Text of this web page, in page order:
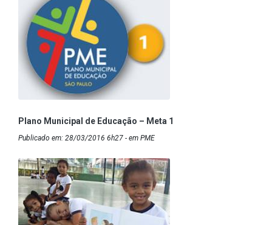
Plano Municipal de Educação – Meta 1
Publicado em: 28/03/2016 6h27 - em PME